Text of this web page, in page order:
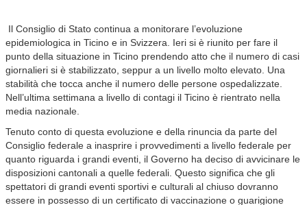
Il Consiglio di Stato continua a monitorare l’evoluzione
epidemiologica in Ticino e in Svizzera. Ieri si è riunito per fare il
punto della situazione in Ticino prendendo atto che il numero di casi
giornalieri si è stabilizzato, seppur a un livello molto elevato. Una
stabilità che tocca anche il numero delle persone ospedalizzate.
Nell’ultima settimana a livello di contagi il Ticino è rientrato nella
media nazionale.
Tenuto conto di questa evoluzione e della rinuncia da parte del
Consiglio federale a inasprire i provvedimenti a livello federale per
quanto riguarda i grandi eventi, il Governo ha deciso di avvicinare le
disposizioni cantonali a quelle federali. Questo significa che gli
spettatori di grandi eventi sportivi e culturali al chiuso dovranno
essere in possesso di un certificato di vaccinazione o guarigione